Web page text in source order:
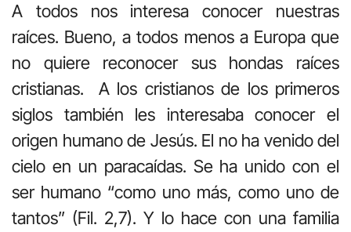
A todos nos interesa conocer nuestras
raíces. Bueno, a todos menos a Europa que
no quiere reconocer sus hondas raíces
cristianas. A los cristianos de los primeros
siglos también les interesaba conocer el
origen humano de Jesús. El no ha venido del
cielo en un paracaídas. Se ha unido con el
ser humano “como uno más, como uno de
tantos” (Fil. 2,7). Y lo hace con una familia